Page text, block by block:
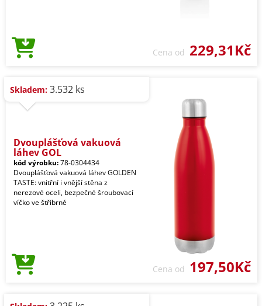
Cena od 229,31Kč
Skladem: 3.532 ks
Dvouplášťová vakuová
láhev GOL
kód výrobku:78-0304434
Dvouplášťová vakuová láhev GOLDEN
TASTE: vnitřní i vnější stěna z
nerezové oceli, bezpečné šroubovací
víčko ve štříbrné
Cena od 197,50Kč